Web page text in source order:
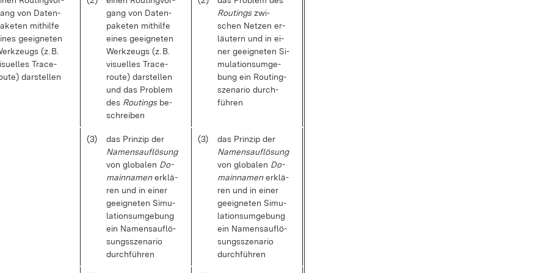
von Da­ten­
mit­hil­fe
ge­eig­ne­ten
(z. B.
Tra­ce­
dar­stel­len
gang von Da­ten­
pa­ke­ten mit­hil­fe
ei­nes ge­eig­ne­ten
Werk­zeugs (z. B.
vi­su­el­les Tra­ce­
rou­te) dar­stel­len
und das Pro­blem
des Rou­tingsbe­
schrei­ben
Rou­tingszwi­
schen Net­zen er­
läu­tern und in ei­
ner ge­eig­ne­ten Si­
mu­la­ti­ons­um­ge­
bung ein Rou­ting­
sze­na­rio durch­
füh­ren
(3)
das Prin­zip der
Na­mens­auf­lö­sung
von glo­ba­len Do­
main­na­mener­klä­
ren und in ei­ner
ge­eig­ne­ten Si­mu­
la­ti­ons­um­ge­bung
ein Na­mens­auf­lö­
sungs­sze­na­rio
durch­füh­ren
(3)
das Prin­zip der
Na­mens­auf­lö­sung
von glo­ba­len Do­
main­na­mener­klä­
ren und in ei­ner
ge­eig­ne­ten Si­mu­
la­ti­ons­um­ge­bung
ein Na­mens­auf­lö­
sungs­sze­na­rio
durch­füh­ren